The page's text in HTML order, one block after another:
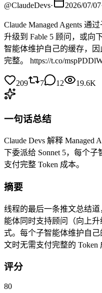
@ClaudeDevs· 2026/07/07
Claude Managed Agents 通
升级到 Fable 5 顾问，或向
智能体维护自己的缓存，
完整。 https://t.co/
209 7 12 19.6K
一句话总结
Claude Devs 解释 Managed
下委派给 Sonnet 5，每个
支付完整 Token 成本。
摘要
线程的最后一条推文总结道
能体同时支持顾问（向上
式。每个子智能体维护自
文时无需支付完整的 Token
评分
80